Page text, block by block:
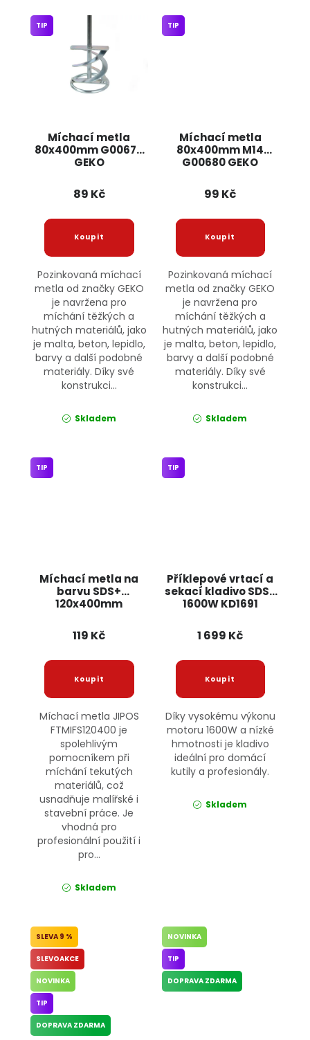
Míchací metla
80x400mm G00675
GEKO
TIP
89 Kč
Pozinkovaná míchací
metla od značky GEKO
je navržena pro
míchání těžkých a
hutných materiálů, jako
je malta, beton, lepidlo,
barvy a další podobné
materiály. Díky své
konstrukci...
Skladem
Míchací metla
80x400mm M14
G00680 GEKO
TIP
99 Kč
Pozinkovaná míchací
metla od značky GEKO
je navržena pro
míchání těžkých a
hutných materiálů, jako
je malta, beton, lepidlo,
barvy a další podobné
materiály. Díky své
konstrukci...
Skladem
Míchací metla na
barvu SDS+
120x400mm
TIP
119 Kč
Míchací metla JIPOS
FTMIFS120400 je
spolehlivým
pomocníkem při
míchání tekutých
materiálů, což
usnadňuje malířské i
stavební práce. Je
vhodná pro
profesionální použití i
pro...
Skladem
Příklepové vrtací a
sekací kladivo SDS+
1600W KD1691
TIP
1 699 Kč
Díky vysokému výkonu
motoru 1600W a nízké
hmotnosti je kladivo
ideální pro domácí
kutily a profesionály.
Skladem
9 %
SLEVOAKCE
NOVINKA
TIP
DOPRAVA ZDARMA
NOVINKA
TIP
DOPRAVA ZDARMA